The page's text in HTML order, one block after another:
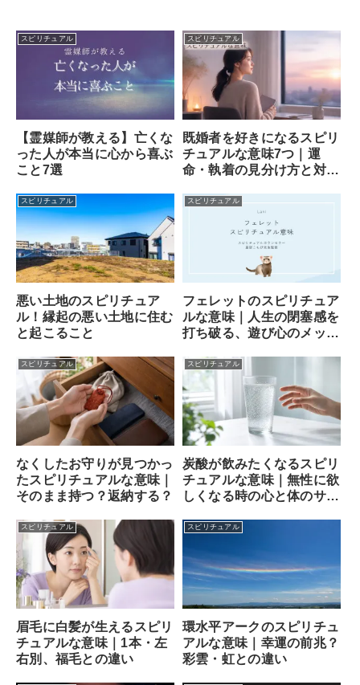
スピリチュアル
【霊媒師が教える】亡くな
った人が本当に心から喜ぶ
こと7選
スピリチュアル
既婚者を好きになるスピリ
チュアルな意味7つ｜運
命・執着の見分け方と対処
スピリチュアル
悪い土地のスピリチュア
ル！縁起の悪い土地に住む
と起こること
スピリチュアル
フェレットのスピリチュア
ルな意味｜人生の閉塞感を
打ち破る、遊び心のメッセ
スピリチュアル
なくしたお守りが見つかっ
たスピリチュアルな意味｜
そのまま持つ？返納する？
スピリチュアル
炭酸が飲みたくなるスピリ
チュアルな意味｜無性に欲
しくなる時の心と体のサイ
スピリチュアル
眉毛に白髪が生えるスピリ
チュアルな意味｜1本・左
右別、福毛との違い
スピリチュアル
環水平アークのスピリチュ
アルな意味｜幸運の前兆？
彩雲・虹との違い